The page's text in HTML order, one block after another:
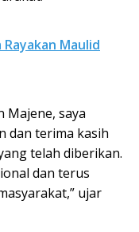
Maulid
Majene, saya
dan terima kasih
telah diberikan.
dan terus
ujar